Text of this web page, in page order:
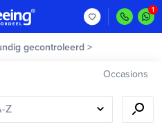
gecontroleerd >
Occasions